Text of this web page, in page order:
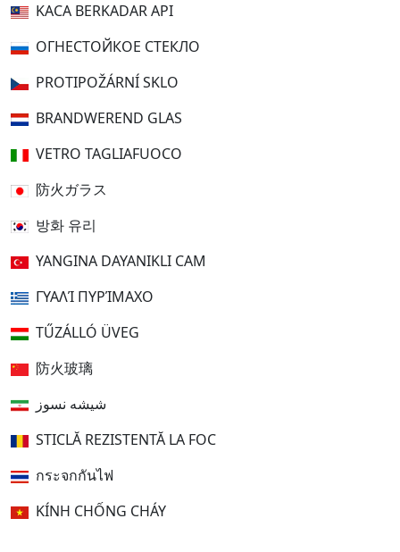
KACA BERKADAR API
ОГНЕСТОЙКОЕ СТЕКЛО
PROTIPOŽÁRNÍ SKLO
BRANDWEREND GLAS
VETRO TAGLIAFUOCO
防火ガラス
방화 유리
YANGINA DAYANIKLI CAM
ΓΥΑΛΊ ΠΥΡΊΜΑΧΟ
TŰZÁLLÓ ÜVEG
防火玻璃
شیشه نسوز
STICLĂ REZISTENTĂ LA FOC
กระจกกันไฟ
KÍNH CHỐNG CHÁY